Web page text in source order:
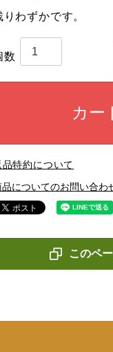
りわずかです。
カー
品特約について
品についてのお問い合わ
このペ